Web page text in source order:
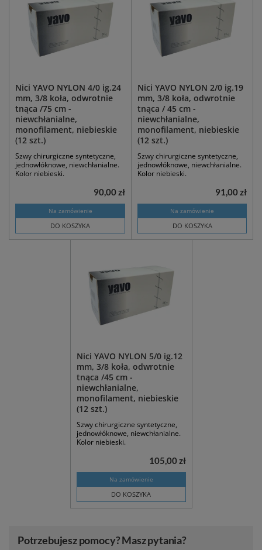
Nici YAVO NYLON 4/0 ig.24
mm, 3/8 koła, odwrotnie
tnąca /75 cm -
niewchłanialne,
monofilament, niebieskie
(12 szt.)
Szwy chirurgiczne syntetyczne,
jednowłóknowe, niewchłanialne.
Kolor niebieski.
Na zamówienie
DO KOSZYKA
90,00 zł
Nici YAVO NYLON 2/0 ig.19
mm, 3/8 koła, odwrotnie
tnąca / 45 cm -
niewchłanialne,
monofilament, niebieskie
(12 szt.)
Szwy chirurgiczne syntetyczne,
jednowłóknowe, niewchłanialne.
Kolor niebieski.
Na zamówienie
DO KOSZYKA
91,00 zł
Nici YAVO NYLON 5/0 ig.12
mm, 3/8 koła, odwrotnie
tnąca /45 cm -
niewchłanialne,
monofilament, niebieskie
(12 szt.)
Szwy chirurgiczne syntetyczne,
jednowłóknowe, niewchłanialne.
Kolor niebieski.
Na zamówienie
DO KOSZYKA
105,00 zł
Potrzebujesz pomocy? Masz pytania?